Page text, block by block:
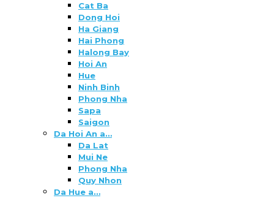
Cat Ba
Dong Hoi
Ha Giang
Hai Phong
Halong Bay
Hoi An
Hue
Ninh Binh
Phong Nha
Sapa
Saigon
Da Hoi An a…
Da Lat
Mui Ne
Phong Nha
Quy Nhon
Da Hue a…